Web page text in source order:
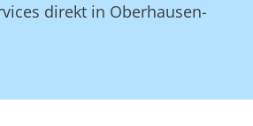
direkt in Oberhausen-